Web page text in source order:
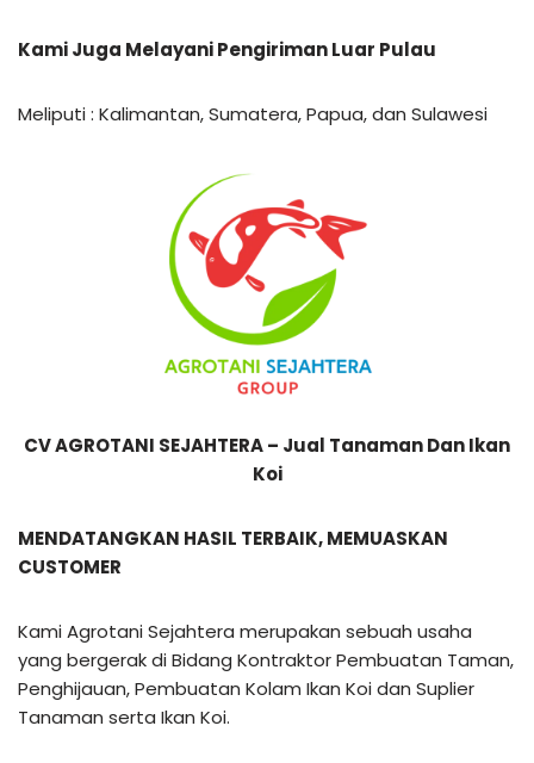
Kami Juga Melayani Pengiriman Luar Pulau
Meliputi : Kalimantan, Sumatera, Papua, dan Sulawesi
CV AGROTANI SEJAHTERA – Jual Tanaman Dan Ikan
Koi
MENDATANGKAN HASIL TERBAIK, MEMUASKAN
CUSTOMER
Kami Agrotani Sejahtera merupakan sebuah usaha
yang bergerak di Bidang Kontraktor Pembuatan Taman,
Penghijauan, Pembuatan Kolam Ikan Koi dan Suplier
Tanaman serta Ikan Koi.